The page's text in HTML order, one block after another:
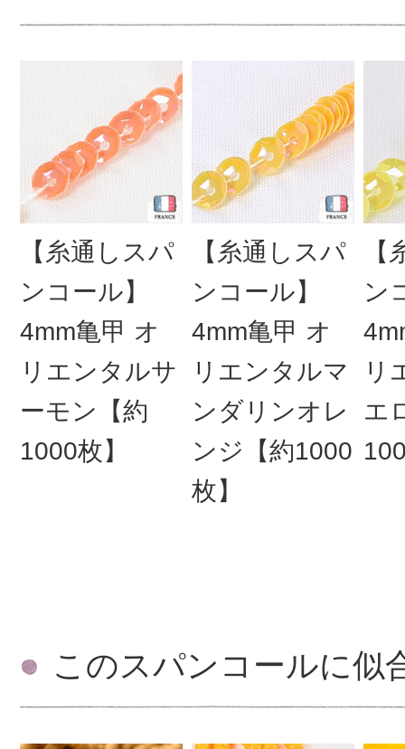
【糸通しスパ
ンコール】
4mm亀甲 オ
リエンタルサ
ーモン【約
1000枚】
【糸通しスパ
ンコール】
4mm亀甲 オ
リエンタルマ
ンダリンオレ
ンジ【約1000
枚】
ン
リ
エ
このスパンコールに似